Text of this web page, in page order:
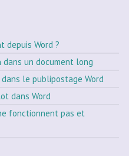
depuis Word ?
un document long
dans le publipostage Word
dans Word
fonctionnent pas et